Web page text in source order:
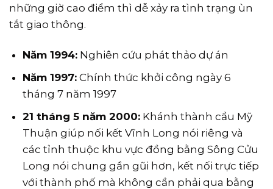
những giờ cao điểm thì dễ xảy ra tình trạng ùn
tắt giao thông.
Năm 1994: Nghiên cứu phát thảo dự án
Năm 1997: Chính thức khởi công ngày 6
tháng 7 năm 1997
21 tháng 5 năm 2000: Khánh thành cầu Mỹ
Thuận giúp nối kết Vĩnh Long nói riêng và
các tỉnh thuộc khu vực đồng bằng Sông Cửu
Long nói chung gần gũi hơn, kết nối trực tiếp
với thành phố mà không cần phải qua bằng